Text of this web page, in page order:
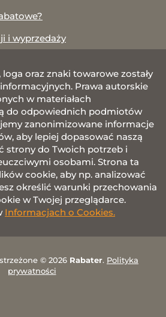
i wyprzedaży
oraz znaki towarowe zostały
Prawa autorskie
w materiałach
do odpowiednich podmiotów
zanonimizowane informacje
aby lepiej dopasować naszą
strony do Twoich potrzeb i
osobami. Strona ta
cookie, aby np. analizować
określić warunki przechowania
w Twojej przeglądarce.
Informacjach o Cookies.
© 2026 Rabater. Polityka
prywatności